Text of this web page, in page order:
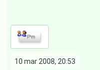
10 mar 2008, 20:53